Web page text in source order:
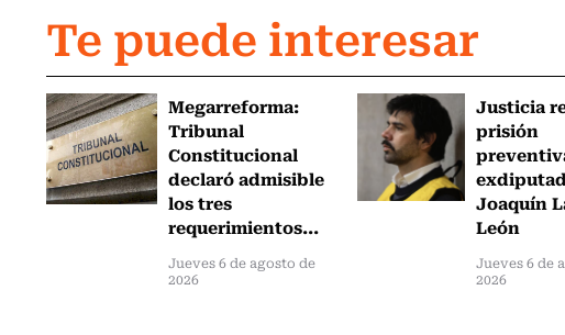
Te puede interesar
Megarreforma:
Tribunal
Constitucional
declaró admisible
los tres
requerimientos...
Jueves 6 de agosto de
2026
Justicia
prisión
Joaquín
León
Jueves 6 de
2026